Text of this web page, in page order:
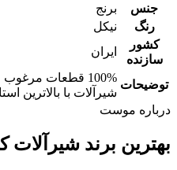
جنس
برنج
رنگ
نیکل
کشور
سازنده
ایران
توضیحات
100% قطعات
شیرآلات با بالاترین
درباره موست
بهترین برند